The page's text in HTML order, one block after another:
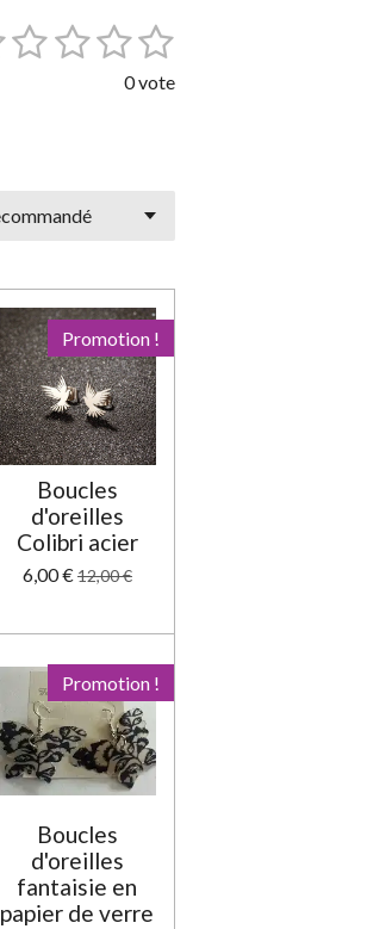
2
l
s
3
l
s
4
s
5
é
l
s
v
0 vote
Promotion !
Boucles
d'oreilles
Colibri acier
6,00 €12,00 €
Promotion !
Boucles
d'oreilles
fantaisie en
papier de verre